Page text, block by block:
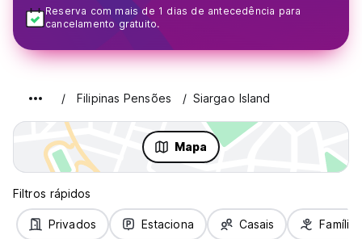
Reserva com mais de 1 dias de antecedência para
cancelamento gratuito.
Filipinas Pensões Siargao Island
Mapa
Filtros rápidos
Privados Estaciona Casais Famílias